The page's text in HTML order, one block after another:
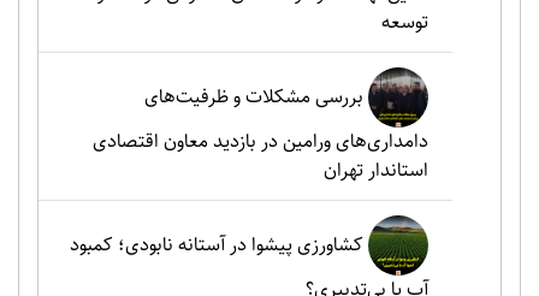
توسعه
بررسی مشکلات و ظرفیت‌های
دامداری‌های ورامین در بازدید معاون اقتصادی
استاندار تهران
کشاورزی پیشوا در آستانه نابودی؛ کمبود
آب یا بی‌تدبیری؟